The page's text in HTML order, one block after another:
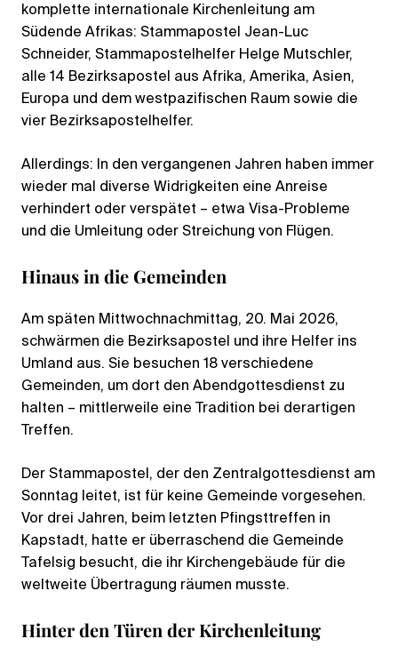
komplette internationale Kirchenleitung am
Südende Afrikas: Stammapostel Jean-Luc
Schneider, Stammapostelhelfer Helge Mutschler,
alle 14 Bezirksapostel aus Afrika, Amerika, Asien,
Europa und dem westpazifischen Raum sowie die
vier Bezirksapostelhelfer.
Allerdings: In den vergangenen Jahren haben immer
wieder mal diverse Widrigkeiten eine Anreise
verhindert oder verspätet – etwa Visa-Probleme
und die Umleitung oder Streichung von Flügen.
Hinaus in die Gemeinden
Am späten Mittwochnachmittag, 20. Mai 2026,
schwärmen die Bezirksapostel und ihre Helfer ins
Umland aus. Sie besuchen 18 verschiedene
Gemeinden, um dort den Abendgottesdienst zu
halten – mittlerweile eine Tradition bei derartigen
Treffen.
Der Stammapostel, der den Zentralgottesdienst am
Sonntag leitet, ist für keine Gemeinde vorgesehen.
Vor drei Jahren, beim letzten Pfingsttreffen in
Kapstadt, hatte er überraschend die Gemeinde
Tafelsig besucht, die ihr Kirchengebäude für die
weltweite Übertragung räumen musste.
Hinter den Türen der Kirchenleitung